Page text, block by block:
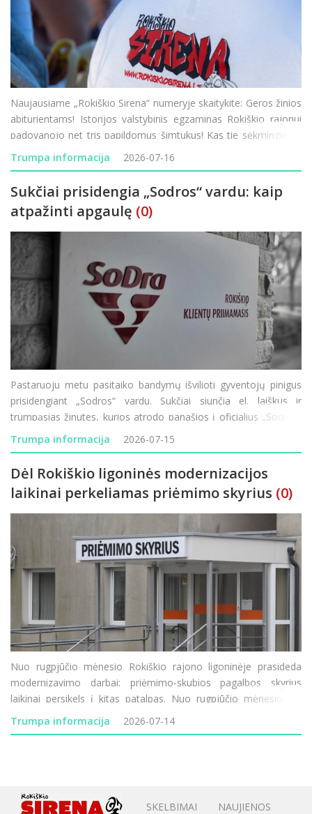
Naujausiame „Rokiškio Sirena“ numeryje skaitykite: Geros žinios
abiturientams! Istorijos valstybinis egzaminas Rokiškio rajonui
padovanojo net tris papildomus šimtukus! Kas tie sėkmingieji ir
kaip sekėsi kitiems mūsų krašto moksleiviams? Mados
naujienos mi
Trumpa informacija 2026-07-16
Sukčiai prisidengia „Sodros“ vardu: kaip
atpažinti apgaulę (0)
Pastaruoju metu pasitaiko bandymų išvilioti gyventojų pinigus
prisidengiant „Sodros“ vardu. Sukčiai siunčia el. laiškus ir
trumpąsias žinutes, kurios atrodo panašios į oficialius „Sodros“
pranešimus, tačiau jų tikslas – atskleisti prisijungim
Trumpa informacija 2026-07-15
Dėl Rokiškio ligoninės modernizacijos
laikinai perkeliamas priėmimo skyrius (0)
Nuo rugpjūčio mėnesio Rokiškio rajono ligoninėje prasideda
modernizavimo darbai: priėmimo-skubios pagalbos skyrius
laikinai persikels į kitas patalpas. Nuo rugpjūčio mėnesio VšĮ
Rokiškio rajono ligoninėje prasideda vienas didžiausių pastarųjų
metų infrastruktūros modernizavimo
Trumpa informacija 2026-07-14
SKELBIMAI NAUJIENOS